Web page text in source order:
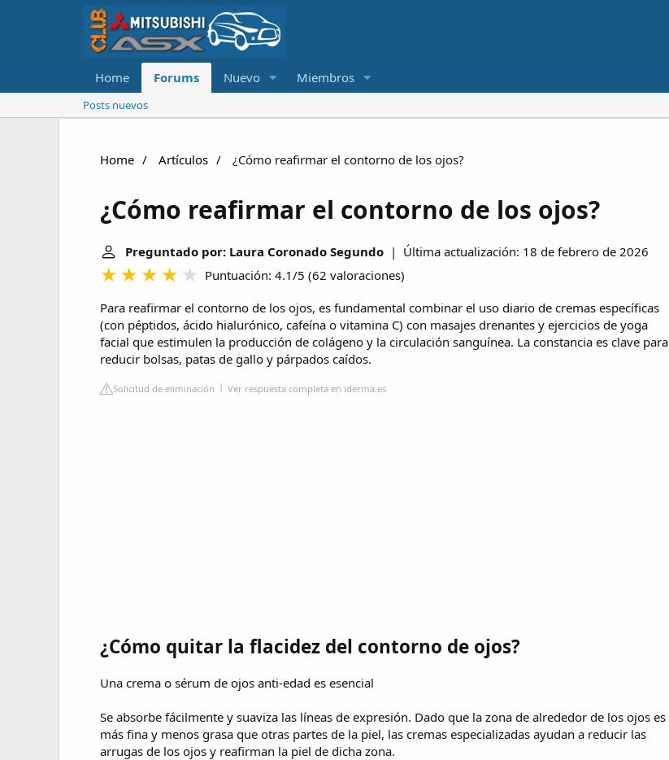
Home Forums Nuevo Miembros
Posts nuevos
Home Artículos ¿Cómo reafirmar el contorno de los ojos?
¿Cómo reafirmar el contorno de los ojos?
Preguntado por: Laura Coronado Segundo | Última actualización: 18 de febrero de 2026
Puntuación: 4.1/5 (62 valoraciones)
Para reafirmar el contorno de los ojos, es fundamental combinar el uso diario de cremas específicas
(con péptidos, ácido hialurónico, cafeína o vitamina C) con masajes drenantes y ejercicios de yoga
facial que estimulen la producción de colágeno y la circulación sanguínea. La constancia es clave para
reducir bolsas, patas de gallo y párpados caídos.
Solicitud de eliminación Ver respuesta completa en iderma.es
¿Cómo quitar la flacidez del contorno de ojos?
Una crema o sérum de ojos anti-edad es esencial
Se absorbe fácilmente y suaviza las líneas de expresión. Dado que la zona de alrededor de los ojos es
más fina y menos grasa que otras partes de la piel, las cremas especializadas ayudan a reducir las
arrugas de los ojos y reafirman la piel de dicha zona.